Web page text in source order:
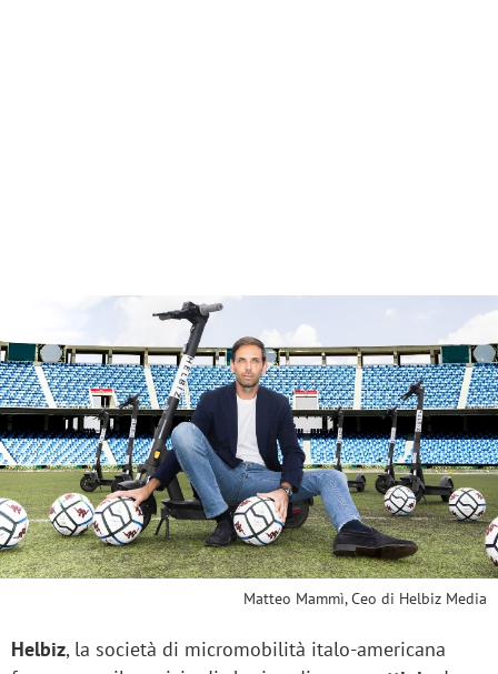
Matteo Mammì, Ceo di Helbiz Media
Helbiz, la società di micromobilità italo-americana